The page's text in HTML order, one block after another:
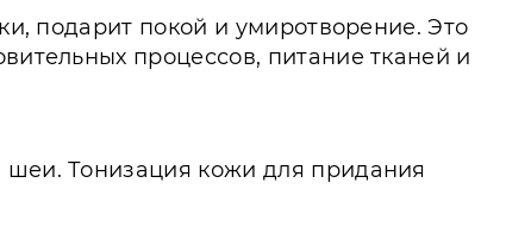
подарит покой и умиротворение. Это
процессов, питание тканей и
Тонизация кожи для придания